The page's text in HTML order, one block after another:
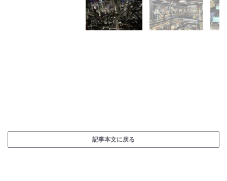
記事本文に戻る